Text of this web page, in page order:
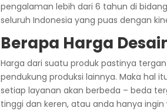
pengalaman lebih dari 6 tahun di
seluruh Indonesia yang puas dengan
Berapa Harga
Harga dari suatu produk pastinya
pendukung produksi lainnya. Maka hal
setiap layanan akan berbeda – beda
tinggi dan keren, atau anda hanya